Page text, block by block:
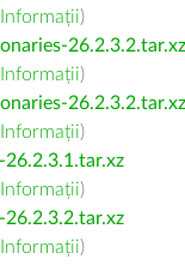
Informații)
26.2.3.2.tar.xz
Informații)
26.2.3.2.tar.xz
Informații)
26.2.3.1.tar.xz
Informații)
26.2.3.2.tar.xz
Informații)